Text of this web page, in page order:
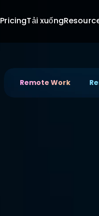
PricingTải xuống
Remote Work